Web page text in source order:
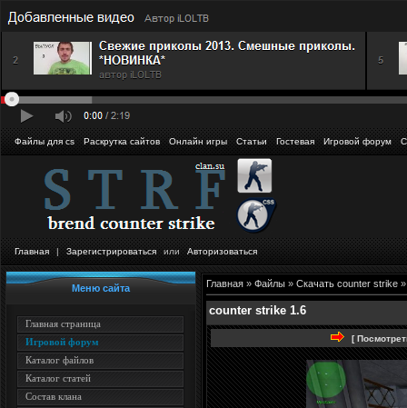
Файлы для cs Раскрутка сайтов Онлайн игры Статьи Гостевая Игровой форум
Главная | Зарегистрироваться или Авторизоваться
Меню сайта
Главная страница
Игровой форум
Каталог файлов
Каталог статей
Состав клана
Главная » Файлы » Скачать counter strike
counter strike 1.6
[